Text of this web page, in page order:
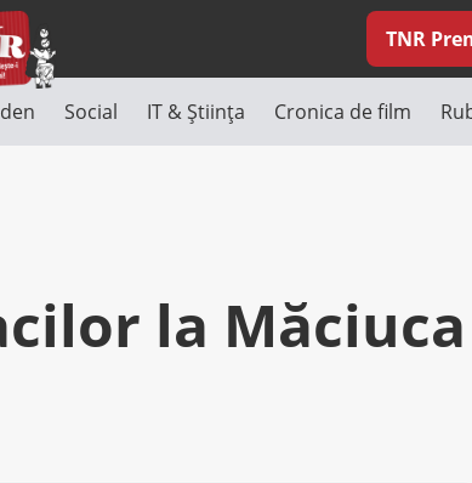
TNR
Social IT & Știința Cronica de film
la Măciuca